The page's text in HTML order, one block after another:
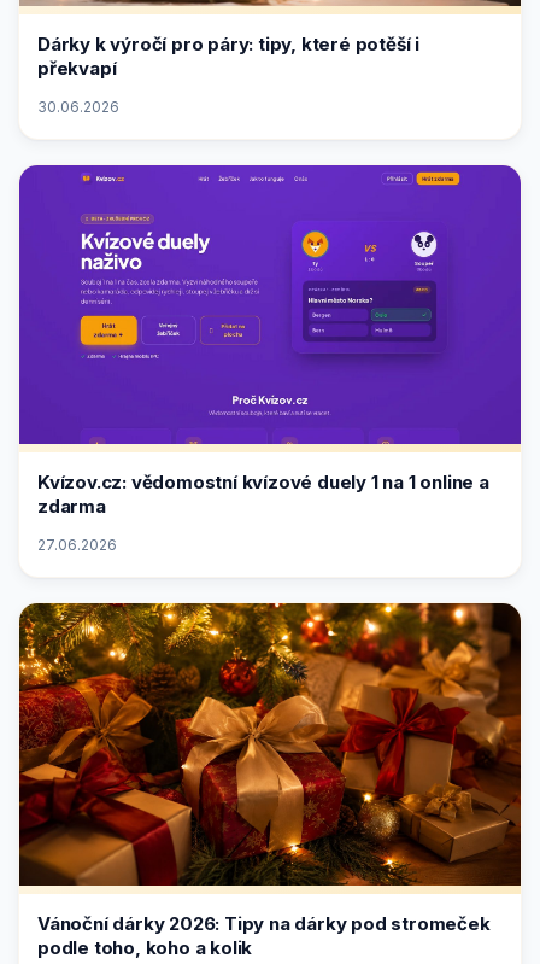
Dárky k výročí pro páry: tipy, které potěší i
překvapí
30.06.2026
Kvízov.cz: vědomostní kvízové duely 1 na 1 online a
zdarma
27.06.2026
Vánoční dárky 2026: Tipy na dárky pod stromeček
podle toho, koho a kolik